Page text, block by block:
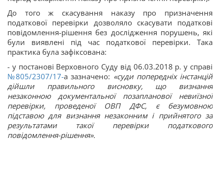
До того ж скасування наказу про призначення
податкової перевірки дозволяло скасувати податкові
повідомлення-рішення без дослідження порушень, які
були виявлені під час податкової перевірки. Така
практика була зафіксована:
- у постанові Верховного Суду від 06.03.2018 р. у справі
№805/2307/17-а зазначено: «суди попередніх інстанцій
дійшли правильного висновку, що визнання
незаконною документальної позапланової невиїзної
перевірки, проведеної ОВП ДФС, є безумовною
підставою для визнання незаконним і прийнятого за
результатами такої перевірки податкового
повідомлення-рішення».